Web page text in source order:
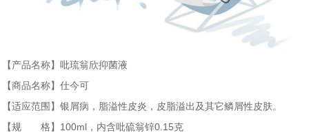
【产品名称】吡琉翁欣抑菌液
【商品名称】仕今可
【适应范围】银屑病，脂溢性皮炎，皮脂溢出及其它鳞屑性皮肤。
【规 格】100ml，内含吡硫翁锌0.15克